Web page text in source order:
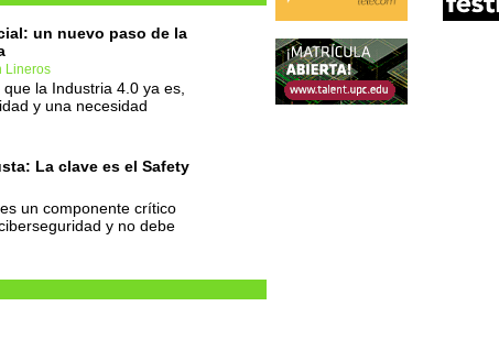
un nuevo paso de la
Lineros
la Industria 4.0 ya es,
y una necesidad
La clave es el Safety
un componente crítico
y no debe